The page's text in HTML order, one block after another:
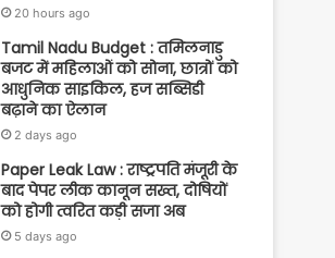
20 hours ago
Tamil Nadu Budget : तमिलनाडु
बजट में महिलाओं को सोना, छात्रों को
आधुनिक साइकिल, हज सब्सिडी
बढ़ाने का ऐलान
2 days ago
Paper Leak Law : राष्ट्रपति मंजूरी के
बाद पेपर लीक कानून सख्त, दोषियों
को होगी त्वरित कड़ी सजा अब
5 days ago